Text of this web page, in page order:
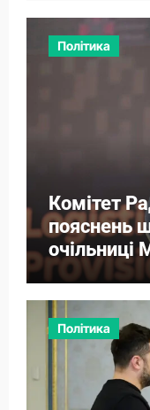
Політика
Комітет
пояснень
очільниці
Політика